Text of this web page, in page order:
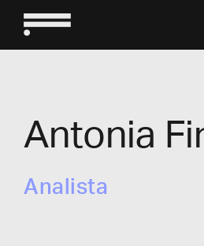
Antonia
Analista